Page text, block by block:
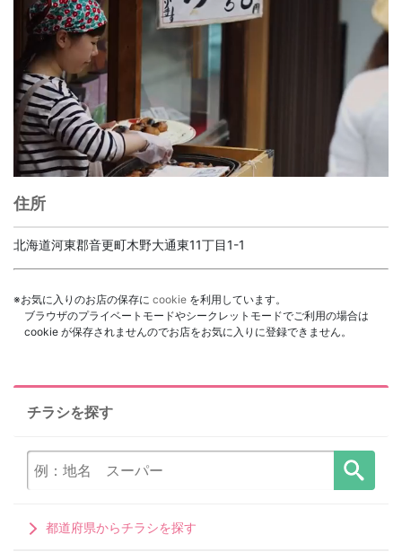
住所
北海道河東郡音更町木野大通東11丁目1-1
※お気に入りのお店の保存に cookie を利用しています。
ブラウザのプライベートモードやシークレットモードでご利用の場合は
cookie が保存されませんのでお店をお気に入りに登録できません。
チラシを探す
都道府県からチラシを探す